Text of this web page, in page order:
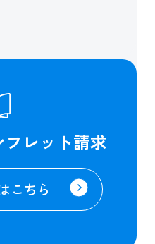
レット請求
こちら